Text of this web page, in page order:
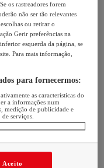
os rastreadores forem
não ser tão relevantes
ou retirar o
Gerir preferências na
esquerda da página, se
Para mais informação,
para fornecermos:
as características do
a informações num
medição de publicidade e
serviços.
Aceito